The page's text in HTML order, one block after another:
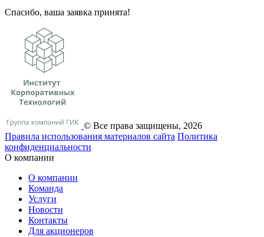
Спасибо, ваша заявка принята!
© Все права защищены, 2026
Правила использования материалов сайта Политика
конфиденциальности
О компании
О компании
Команда
Услуги
Новости
Контакты
Для акционеров